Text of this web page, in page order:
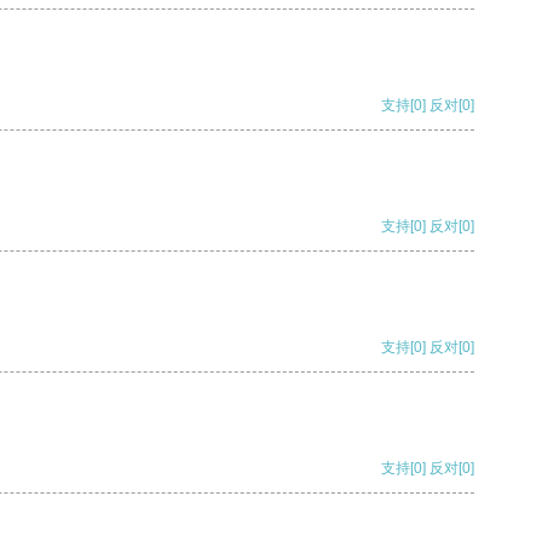
支持[0] 反对[0]
支持[0] 反对[0]
支持[0] 反对[0]
支持[0] 反对[0]